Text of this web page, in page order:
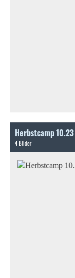
Herbstcamp 10.23
4 Bilder